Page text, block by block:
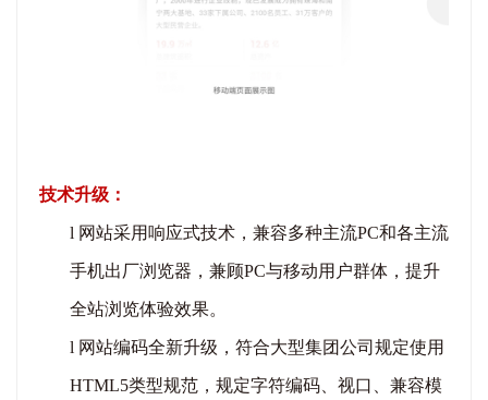
技术升级：
l 网站采用响应式技术， 兼容多种主流PC和各主流
手机出厂浏览器 ， 兼顾PC与移动用户群体，提升
全站浏览体验效果。
l 网站编码全新升级， 符合大型集团公司 规定使用
HTML5类型规范，规定字符编码、视口、兼容模